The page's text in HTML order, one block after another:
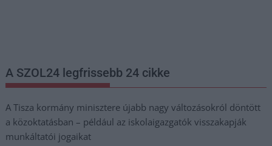
A SZOL24 legfrissebb 24 cikke
A Tisza kormány minisztere újabb nagy változásokról döntött
a közoktatásban – például az iskolaigazgatók visszakapják
munkáltatói jogaikat